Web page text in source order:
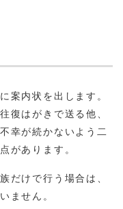
案内状を出します。
復はがきで送る他、
幸が続かないよう二
があります。
だけで行う場合は、
ません。